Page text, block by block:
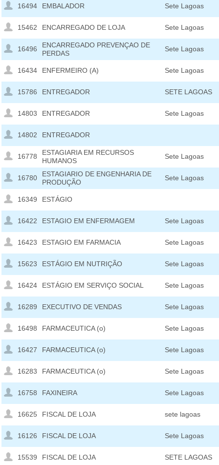
16494 EMBALADOR Sete Lagoas
15462 ENCARREGADO DE LOJA Sete Lagoas
16496
ENCARREGADO PREVENÇAO DE
PERDAS
Sete Lagoas
16434 ENFERMEIRO (A) Sete Lagoas
15786 ENTREGADOR SETE LAGOAS
14803 ENTREGADOR Sete Lagoas
14802 ENTREGADOR
16778
ESTAGIARIA EM RECURSOS
HUMANOS
Sete Lagoas
16780
ESTAGIARIO DE ENGENHARIA DE
PRODUÇÃO
Sete Lagoas
16349 ESTÁGIO
16422 ESTAGIO EM ENFERMAGEM Sete Lagoas
16423 ESTAGIO EM FARMACIA Sete Lagoas
15623 ESTÁGIO EM NUTRIÇÃO Sete Lagoas
16424 ESTÁGIO EM SERVIÇO SOCIAL Sete Lagoas
16289 EXECUTIVO DE VENDAS Sete Lagoas
16498 FARMACEUTICA (o) Sete Lagoas
16427 FARMACEUTICA (o) Sete Lagoas
16283 FARMACEUTICA (o) Sete Lagoas
16758 FAXINEIRA Sete Lagoas
16625 FISCAL DE LOJA sete lagoas
16126 FISCAL DE LOJA Sete Lagoas
15539 FISCAL DE LOJA SETE LAGOAS